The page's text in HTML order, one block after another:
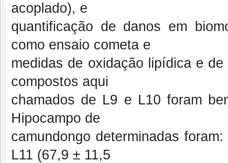
acoplado), e
quantificação de danos em
como ensaio cometa e
medidas de oxidação lipídica e
compostos aqui
chamados de L9 e L10 foram
Hipocampo de
camundongo determinadas
L11 (67,9 ± 11,5